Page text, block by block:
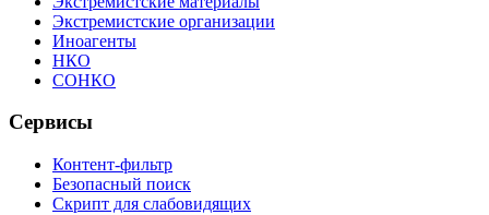
Экстремистские организации
Иноагенты
НКО
СОНКО
Сервисы
Контент-фильтр
Безопасный поиск
Скрипт для слабовидящих